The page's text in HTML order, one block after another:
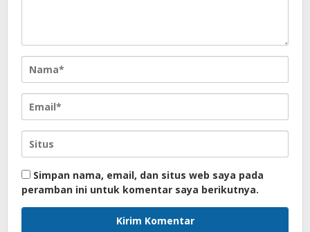
Simpan nama, email, dan situs web saya pada
peramban ini untuk komentar saya berikutnya.